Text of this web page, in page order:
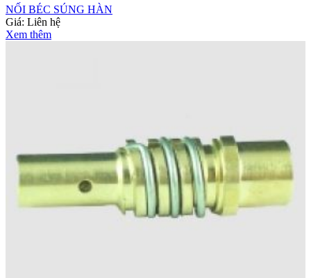
NỐI BÉC SÚNG HÀN
Giá: Liên hệ
Xem thêm